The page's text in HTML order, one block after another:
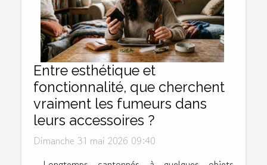
Entre esthétique et
fonctionnalité, que cherchent
vraiment les fumeurs dans
leurs accessoires ?
Dimanche 31 mai 2026 09:40